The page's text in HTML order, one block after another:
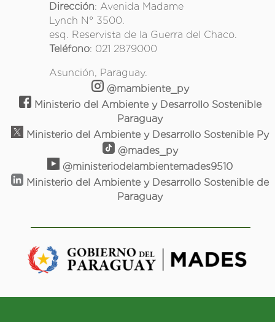
Dirección: Avenida Madame
Lynch N° 3500.
esq. Reservista de la Guerra del Chaco.
Teléfono: 021 2879000
Asunción, Paraguay.
@mambiente_py
Ministerio del Ambiente y Desarrollo Sostenible
Paraguay
Ministerio del Ambiente y Desarrollo Sostenible Py
@mades_py
@ministeriodelambientemades9510
Ministerio del Ambiente y Desarrollo Sostenible de
Paraguay